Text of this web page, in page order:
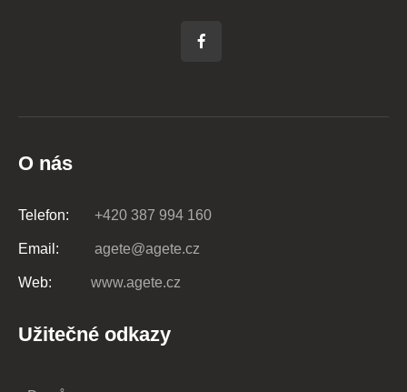
O nás
Telefon: +420 387 994 160
Email: agete@agete.cz
Web: www.agete.cz
Užitečné odkazy